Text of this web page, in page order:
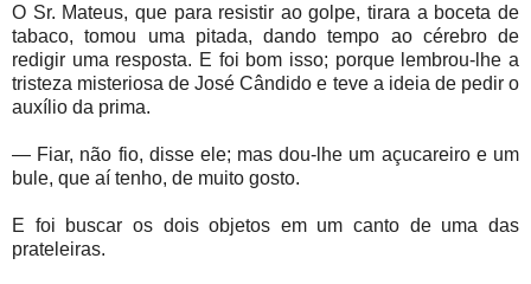
O Sr. Mateus, que para resistir ao golpe, tirara a boceta de
tabaco, tomou uma pitada, dando tempo ao cérebro de
redigir uma resposta. E foi bom isso; porque lembrou-lhe a
tristeza misteriosa de José Cândido e teve a ideia de pedir o
auxílio da prima.
— Fiar, não fio, disse ele; mas dou-lhe um açucareiro e um
bule, que aí tenho, de muito gosto.
E foi buscar os dois objetos em um canto de uma das
prateleiras.